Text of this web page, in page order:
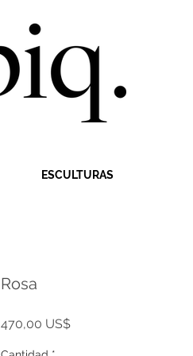
ESCULTURAS
Rosa
470,00 US$Precio